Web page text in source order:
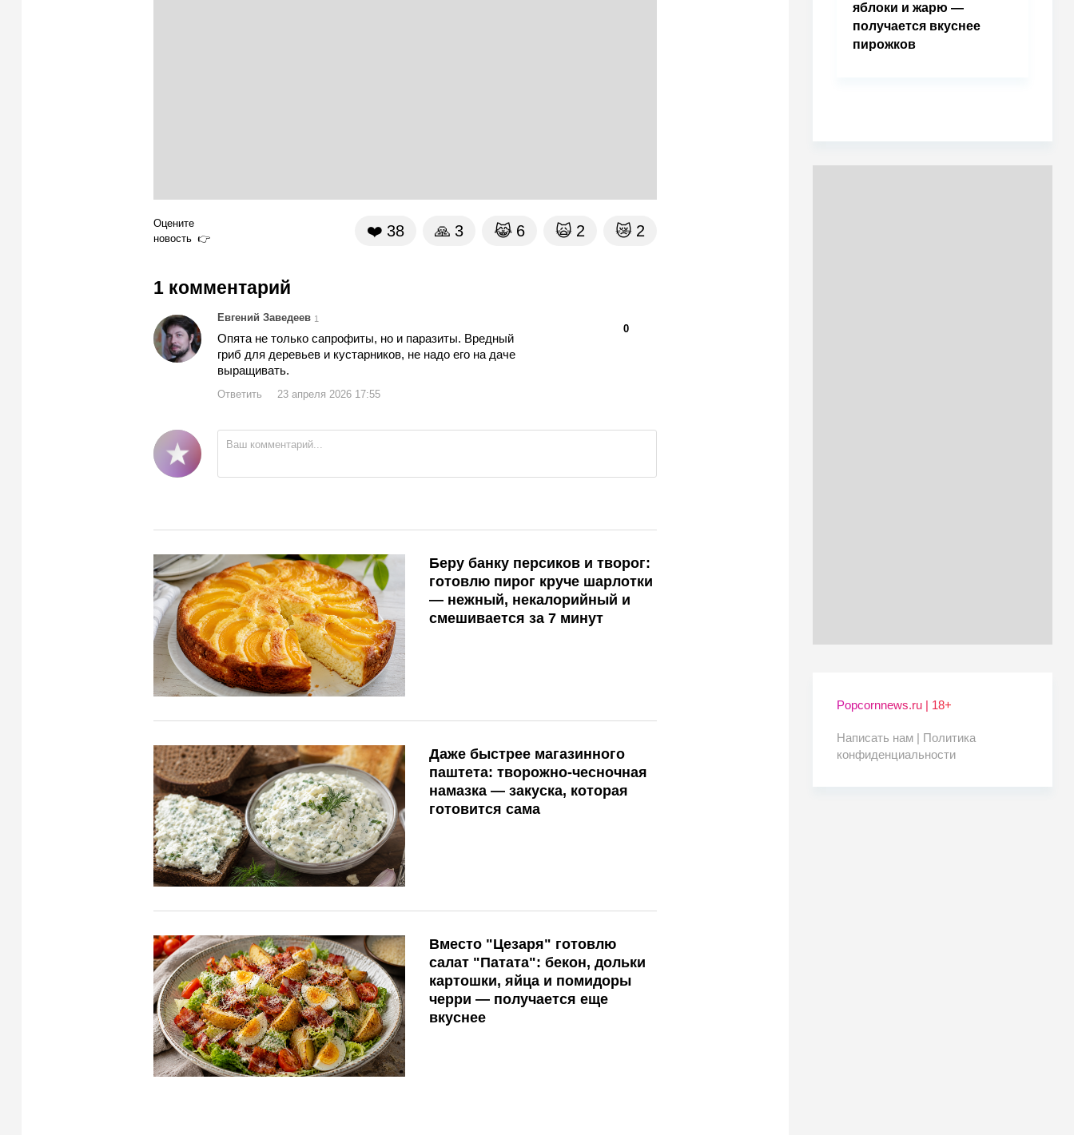
Оцените
новость
❤️ 38 🙏 3 😹 6 🙀 2 😿 2
1 комментарий
Евгений Заведеев 1
0
Опята не только сапрофиты, но и паразиты. Вредный
гриб для деревьев и кустарников, не надо его на даче
выращивать.
Ответить 23 апреля 2026 17:55
Беру банку персиков и творог:
готовлю пирог круче шарлотки
— нежный, некалорийный и
смешивается за 7 минут
Даже быстрее магазинного
паштета: творожно-чесночная
намазка — закуска, которая
готовится сама
Вместо "Цезаря" готовлю
салат "Патата": бекон, дольки
картошки, яйца и помидоры
черри — получается еще
вкуснее
яблоки и жарю —
получается вкуснее
пирожков
Popcornnews.ru | 18+
Написать нам | Политика
конфиденциальности